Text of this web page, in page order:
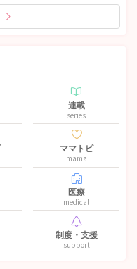
連載
series
ママトピ
mama
医療
medical
制度・支援
support